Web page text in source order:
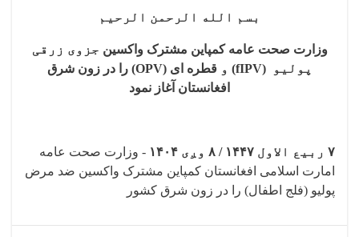
بسم الله الرحمن الرحیم
وزارت صحت عامه کمپاین مشترکواکسین جزوی زرقی
پولیو
(fIPV) وقطره ای (OPV) را در زون شرق
افغانستان آغاز نمود
۷ ربیع الاول ۱۴۴۷ / ۸ وږی ۱۴۰۴ - وزارت صحت عامه
امارت اسلامی افغانستان کمپاین مشترک واکسین ضد مرض
پولیو (فلج اطفال) را در زون شرق کشور